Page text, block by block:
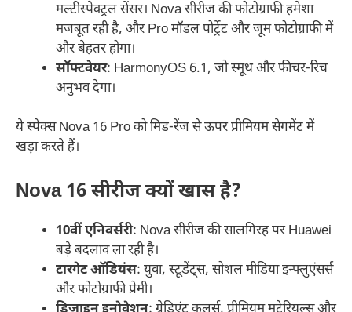
मल्टीस्पेक्ट्रल सेंसर। Nova सीरीज की फोटोग्राफी हमेशा
मजबूत रही है, और Pro मॉडल पोर्ट्रेट और जूम फोटोग्राफी में
और बेहतर होगा।
सॉफ्टवेयर: HarmonyOS 6.1, जो स्मूथ और फीचर-रिच
अनुभव देगा।
ये स्पेक्स Nova 16 Pro को मिड-रेंज से ऊपर प्रीमियम सेगमेंट में
खड़ा करते हैं।
Nova 16 सीरीज क्यों खास है?
10वीं एनिवर्सरी: Nova सीरीज की सालगिरह पर Huawei
बड़े बदलाव ला रही है।
टारगेट ऑडियंस: युवा, स्टूडेंट्स, सोशल मीडिया इन्फ्लुएंसर्स
और फोटोग्राफी प्रेमी।